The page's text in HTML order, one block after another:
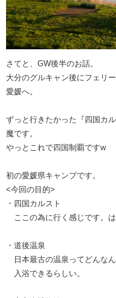
さてと、GW後半のお話。
大分のグルキャン後にフェリー
愛媛へ。
ずっと行きたかった『四国カ
魔です。
やっとこれで四国制覇です
初の愛媛県キャンプです。
<今回の目的>
・四国カルスト
ここの為に行く感じです。は
・道後温泉
日本最古の温泉ってどんな
入浴できるらしい。